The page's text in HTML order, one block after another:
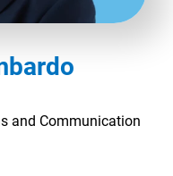
and Communication